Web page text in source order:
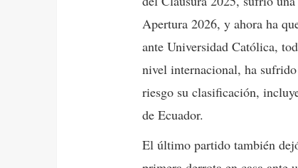
Apertura 2026, y ahora ha
ante Universidad Católica,
nivel internacional, ha
riesgo su clasificación,
de Ecuador.
El último partido también